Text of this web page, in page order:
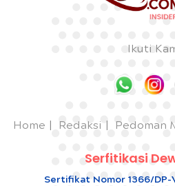
Ikuti
Home Redaksi Pedoman
Serfitikasi
Sertifikat Nomor 1366/